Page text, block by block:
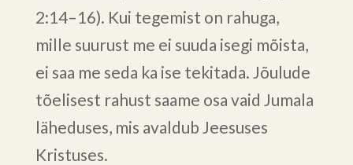
2:14–16). Kui tegemist on rahuga,
mille suurust me ei suuda isegi mõista,
ei saa me seda ka ise tekitada. Jõulude
tõelisest rahust saame osa vaid Jumala
läheduses, mis avaldub Jeesuses
Kristuses.